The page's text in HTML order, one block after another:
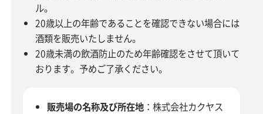
ル。
20歳以上の年齢であることを確認できない場合には
酒類を販売いたしません。
20歳未満の飲酒防止のため年齢確認をさせて頂いて
おります。予めご了承ください。
販売場の名称及び所在地：株式会社カクヤス